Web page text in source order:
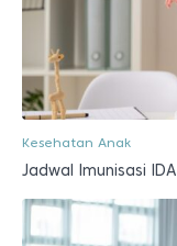
Kesehatan Anak
Jadwal Imunisasi